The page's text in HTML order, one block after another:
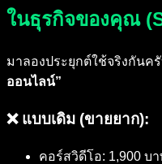
ในธุรกิจของคุณ
มาลองประยุกต์ใช้จริงกัน
ออนไลน์”
❌ แบบเดิม (ขายยาก):
คอร์สวิดีโอ: 1,900 บ